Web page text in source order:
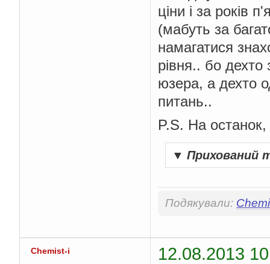
ціни і за років
(мабуть за
намагатися
рівня.. бо дехто
юзера, а дехто
питань..
P.S. На останок,
▼ Прихований
Подякували:
Chemist-i 12.08.2013